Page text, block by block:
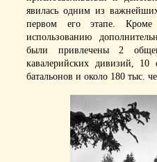
явилась одним из
первом его этапе. Кроме
использованию
были привлечены 2
кавалерийских дивизий,
батальонов и около 180 тыс.